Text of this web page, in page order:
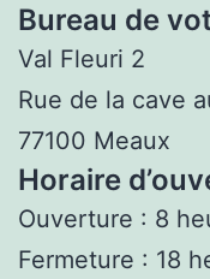
Bureau de
Val Fleuri 2
Rue de la cave
77100 Meaux
Horaire
Ouverture : 8
Fermeture : 18